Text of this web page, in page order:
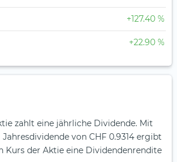
+127.40 %
+22.90 %
zahlt eine jährliche Dividende. Mit
von CHF 0.9314 ergibt
Kurs der Aktie eine Dividendenrendite